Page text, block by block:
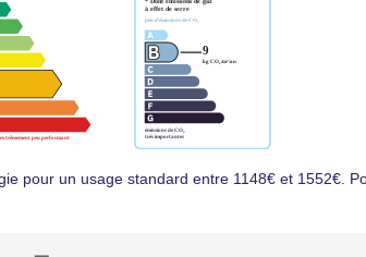
pour un usage standard entre 1148€ et 1552€.